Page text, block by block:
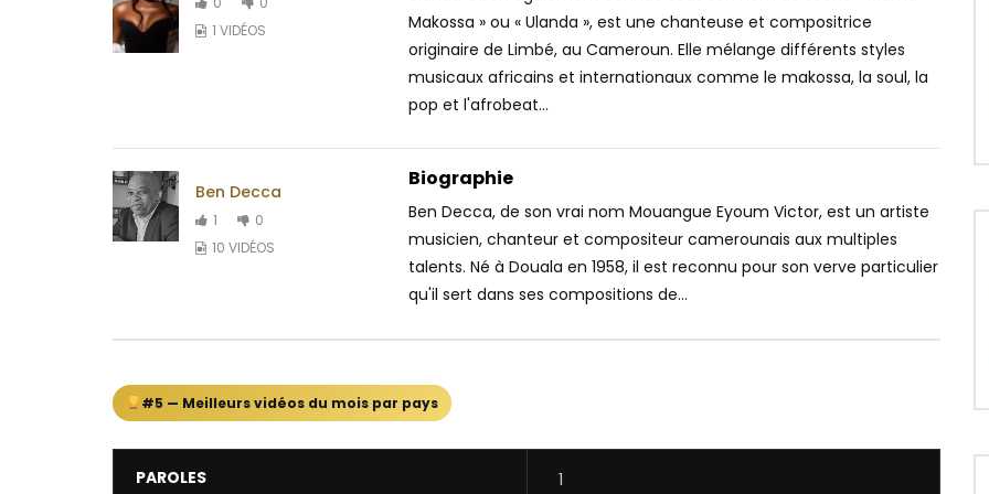
1 VIDÉOS
Makossa » ou « Ulanda », est une chanteuse et compositrice
originaire de Limbé, au Cameroun. Elle mélange différents styles
musicaux africains et internationaux comme le makossa, la soul, la
pop et l'afrobeat...
Ben Decca
1
0
10 VIDÉOS
Biographie
Ben Decca, de son vrai nom Mouangue Eyoum Victor, est un artiste
musicien, chanteur et compositeur camerounais aux multiples
talents. Né à Douala en 1958, il est reconnu pour son verve particulier
qu'il sert dans ses compositions de...
#5 — Meilleurs vidéos du mois par pays
PAROLES 1